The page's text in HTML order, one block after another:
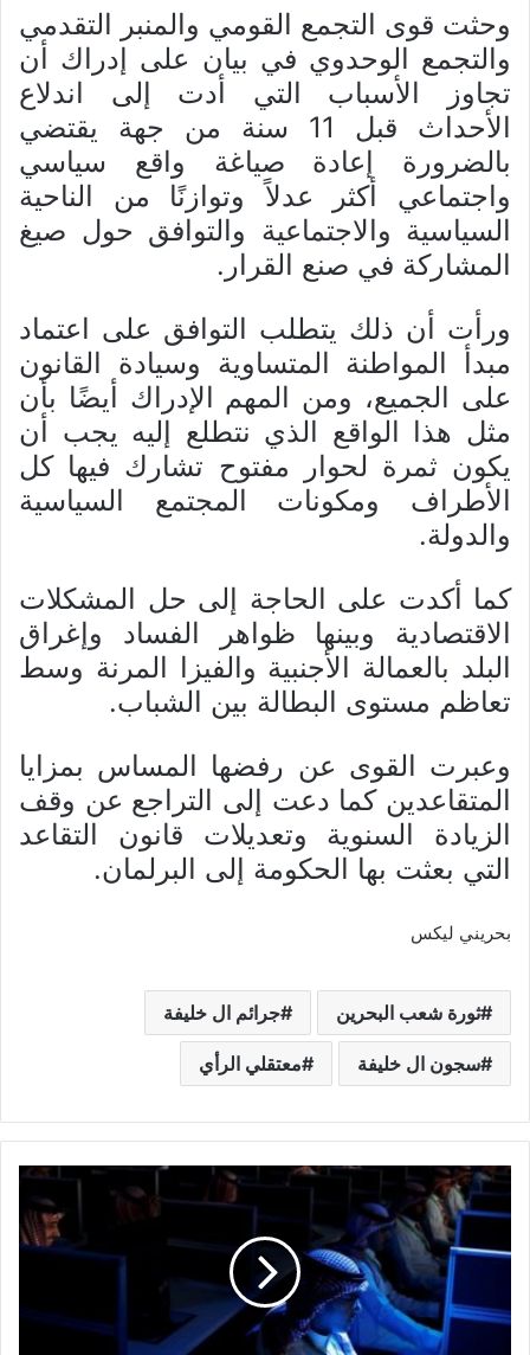
وحثت قوى التجمع القومي والمنبر التقدمي
والتجمع الوحدوي في بيان على إدراك أن
تجاوز الأسباب التي أدت إلى اندلاع
الأحداث قبل 11 سنة من جهة يقتضي
بالضرورة إعادة صياغة واقع سياسي
واجتماعي أكثر عدلاً وتوازنًا من الناحية
السياسية والاجتماعية والتوافق حول صيغ
المشاركة في صنع القرار.
ورأت أن ذلك يتطلب التوافق على اعتماد
مبدأ المواطنة المتساوية وسيادة القانون
على الجميع، ومن المهم الإدراك أيضًا بأن
مثل هذا الواقع الذي نتطلع إليه يجب أن
يكون ثمرة لحوار مفتوح تشارك فيها كل
الأطراف ومكونات المجتمع السياسية
والدولة.
كما أكدت على الحاجة إلى حل المشكلات
الاقتصادية وبينها ظواهر الفساد وإغراق
البلد بالعمالة الأجنبية والفيزا المرنة وسط
تعاظم مستوى البطالة بين الشباب.
وعبرت القوى عن رفضها المساس بمزايا
المتقاعدين كما دعت إلى التراجع عن وقف
الزيادة السنوية وتعديلات قانون التقاعد
التي بعثت بها الحكومة إلى البرلمان.
بحريني ليكس
ثورة شعب البحرين جرائم ال خليفة
سجون ال خليفة معتقلي الرأي